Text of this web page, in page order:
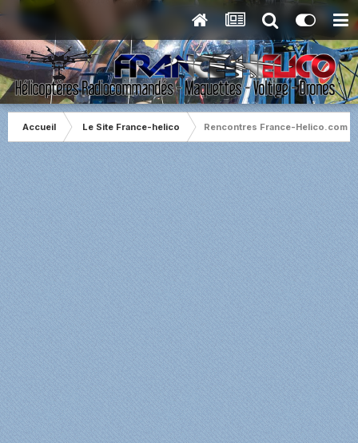
Accueil Le Site France-helico Rencontres France-Helico.com